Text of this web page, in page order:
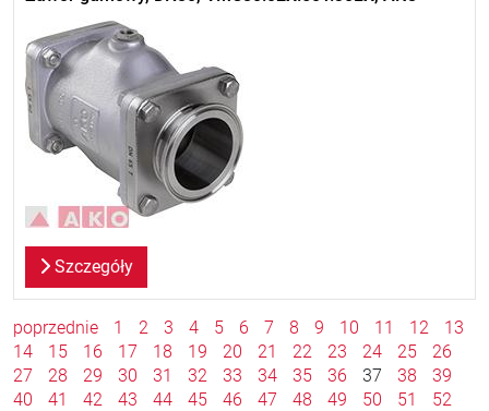
Szczegóły
poprzednie 1 2 3 4 5 6 7 8 9 10 11 12
13
14
15 16 17 18 19 20 21 22 23 24 25
26
27
28 29 30 31 32 33 34 35 36 37 38
39
40
41 42 43 44 45 46 47 48 49 50 51
52